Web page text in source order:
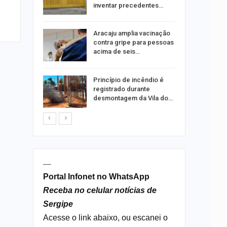
inventar precedentes…
Aracaju amplia vacinação
contra gripe para pessoas
acima de seis…
Princípio de incêndio é
registrado durante
desmontagem da Vila do…
----
Portal Infonet no WhatsApp
Receba no celular notícias de
Sergipe
Acesse o link abaixo, ou escanei o